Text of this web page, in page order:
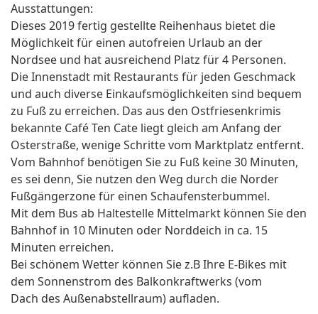
Ausstattungen:
Dieses 2019 fertig gestellte Reihenhaus bietet die
Möglichkeit für einen autofreien Urlaub an der
Nordsee und hat ausreichend Platz für 4 Personen.
Die Innenstadt mit Restaurants für jeden Geschmack
und auch diverse Einkaufsmöglichkeiten sind bequem
zu Fuß zu erreichen. Das aus den Ostfriesenkrimis
bekannte Café Ten Cate liegt gleich am Anfang der
Osterstraße, wenige Schritte vom Marktplatz entfernt.
Vom Bahnhof benötigen Sie zu Fuß keine 30 Minuten,
es sei denn, Sie nutzen den Weg durch die Norder
Fußgängerzone für einen Schaufensterbummel.
Mit dem Bus ab Haltestelle Mittelmarkt können Sie den
Bahnhof in 10 Minuten oder Norddeich in ca. 15
Minuten erreichen.
Bei schönem Wetter können Sie z.B Ihre E-Bikes mit
dem Sonnenstrom des Balkonkraftwerks (vom
Dach des Außenabstellraum) aufladen.